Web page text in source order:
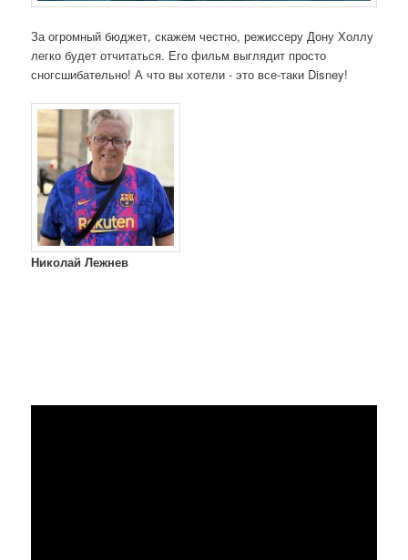
За огромный бюджет, скажем честно, режиссеру Дону Холлу
легко будет отчитаться. Его фильм выглядит просто
сногсшибательно! А что вы хотели - это все-таки Disney!
Николай Лежнев